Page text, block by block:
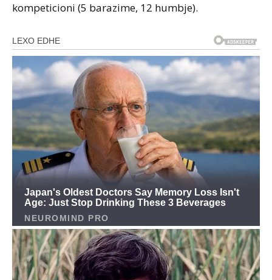
kompeticioni (5 barazime, 12 humbje).